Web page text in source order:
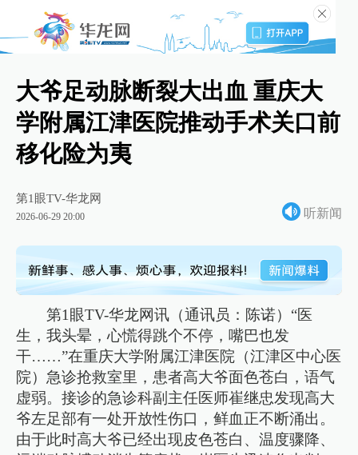
大爷足动脉断裂大出血 重庆大
学附属江津医院推动手术关口前
移化险为夷
第1眼TV-华龙网
2026-06-29 20:00 听新闻
第1眼TV-华龙网讯（通讯员：陈诺）“医
生，我头晕，心慌得跳个不停，嘴巴也发
干……”在重庆大学附属江津医院（江津区中心医
院）急诊抢救室里，患者高大爷面色苍白，语气
虚弱。接诊的急诊科副主任医师崔继忠发现高大
爷左足部有一处开放性伤口，鲜血正不断涌出。
由于此时高大爷已经出现皮色苍白、温度骤降、